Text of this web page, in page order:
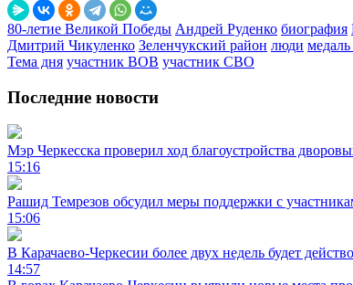
80-летие Великой Победы Андрей Руденко биография
Дмитрий Чикуленко Зеленчукский район люди
Тема дня участник ВОВ участник СВО
Последние новости
Мэр Черкесска проверил ход благоустройства
15:16
Рашид Темрезов обсудил меры поддержки с
15:06
В Карачаево-Черкесии более двух недель будет
14:57